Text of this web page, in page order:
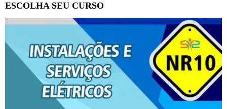
ESCOLHA SEU CURSO